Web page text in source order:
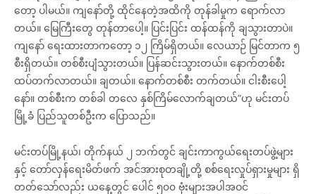
တော့ ပါမယ်။ ကျနော်တို့ ထိုင်နေတဲ့အထိကို တုန်ခါမှုက ရောက်လာ
တယ်။ မြေကြီးတွေ တုန်တာပေါ့။ ပြင်းပြင်း ထန်ထန်ကို ချသွားတာပဲ။
ကျနော် ရေးထားတာကတော့ ၁၂ ကြိမ်ရှိတယ်။ လေယာဉ် မြင်တာက ၅
စီးရှိတယ်။ တစ်စီးပျံသွားတယ်။ ပြန်ဆင်းသွားတယ်။ နောက်တစ်စီး
ထပ်တက်လာတယ်။ ချတယ်။ နောက်တစ်စီး တက်တယ်။ ငါးစီးပေါ့
နော်။ တစ်စီးက တစ်ခါ တလေ နှစ်ကြိမ်လောက်ချတယ်”ဟု မင်းတပ်
မြို့ခံ ပြည်သူတစ်ဦးက ပြောသည်။
မင်းတပ်မြို့နယ်၊ တိုက်နယ် ၂ ဘက်တွင် ချင်းကာကွယ်ရေးတပ်ဖွဲ့များ
နှင့် တော်လှန်ရေးမိတ်ဖက် အင်အားစုတချို့တို့ စစ်ရေးလှုပ်ရှားမှုများ ရှိ
တတ်သော်လည်း ယနေ့တွင် ပေါင် ၅၀၀ ဗုံးများအပါအဝင်